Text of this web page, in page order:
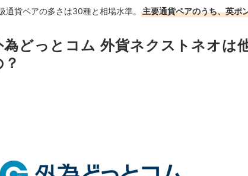
通貨ペアの多さは30種と相場水準。 主要通貨ペアのうち、英ポ
為どっとコム 外貨ネクストネオは